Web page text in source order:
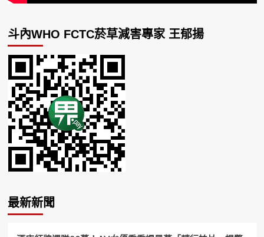
斗內WHO FCTC菸草減害專家 王郁揚
最新新聞